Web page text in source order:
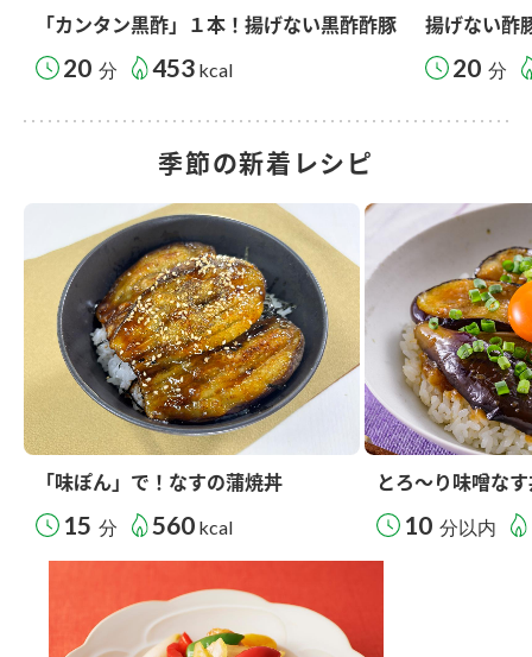
「カンタン黒酢」１本！揚げない黒酢酢豚
20 分 453 kcal
揚げない酢
20 分
季節の新着レシピ
「味ぽん」で！なすの蒲焼丼
15 分 560 kcal
とろ～り味噌な
10 分以内